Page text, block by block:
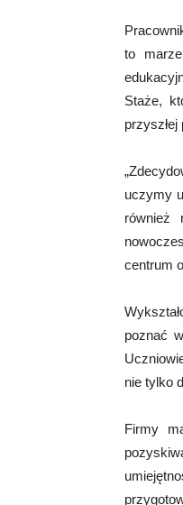
to
Staże,
przyszłej
uczymy
również
centrum
poznać
nie tylko
Firmy